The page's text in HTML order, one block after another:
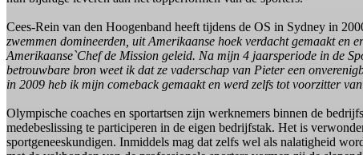
Cees-Rein van den Hoogenband heeft tijdens de OS in Sydney in
zwemmen domineerden, uit Amerikaanse hoek verdacht gemaakt en
Amerikaanse`Chef de Mission geleid. Na mijn 4 jaarsperiode in de
betrouwbare bron weet ik dat ze vaderschap van Pieter een
in 2009 heb ik mijn comeback gemaakt en werd zelfs tot voorzitter
Olympische coaches en sportartsen zijn werknemers binnen de
medebeslissing te participeren in de eigen bedrijfstak. Het is
sportgeneeskundigen. Inmiddels mag dat zelfs wel als nalatigheid